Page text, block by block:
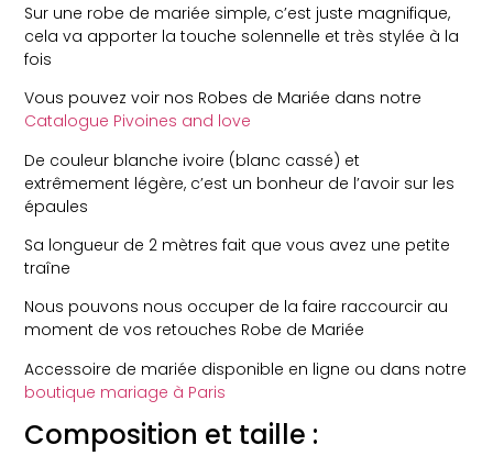
Sur une robe de mariée simple, c’est juste magnifique,
cela va apporter la touche solennelle et très stylée à la
fois
Vous pouvez voir nos Robes de Mariée dans notre
Catalogue Pivoines and love
De couleur blanche ivoire (blanc cassé) et
extrêmement légère, c’est un bonheur de l’avoir sur les
épaules
Sa longueur de 2 mètres fait que vous avez une petite
traîne
Nous pouvons nous occuper de la faire raccourcir au
moment de vos retouches Robe de Mariée
Accessoire de mariée disponible en ligne ou dans notre
boutique mariage à Paris
Composition et taille :